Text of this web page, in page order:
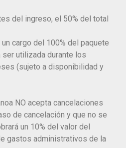
del ingreso, el 50% del total
cargo del 100% del paquete
utilizada durante los
(sujeto a disponibilidad y
NO acepta cancelaciones
de cancelación y que no se
un 10% del valor del
gastos administrativos de la